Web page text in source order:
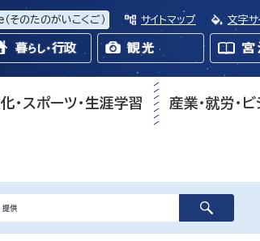
（そのたのがいこくご） サイトマップ 文字サ
・スポーツ・生涯学習 産業・就労・